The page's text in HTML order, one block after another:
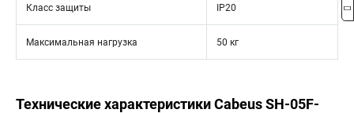
Класс защиты IP20
Максимальная нагрузка 50 кг
Технические характеристики Cabeus SH-05F-